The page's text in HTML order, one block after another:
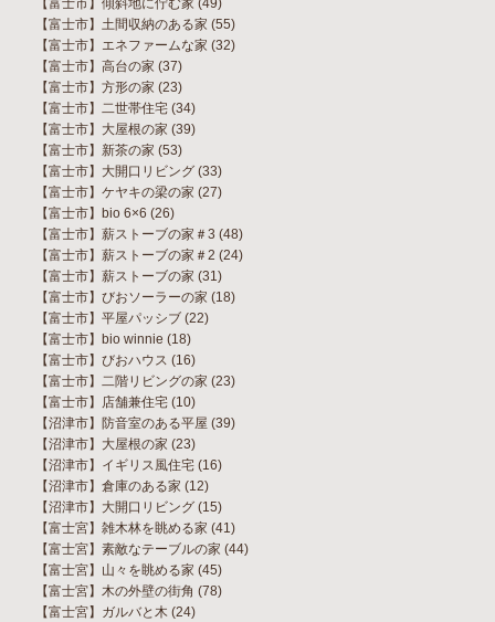
【富士市】傾斜地に佇む家 (49)
【富士市】土間収納のある家 (55)
【富士市】エネファームな家 (32)
【富士市】高台の家 (37)
【富士市】方形の家 (23)
【富士市】二世帯住宅 (34)
【富士市】大屋根の家 (39)
【富士市】新茶の家 (53)
【富士市】大開口リビング (33)
【富士市】ケヤキの梁の家 (27)
【富士市】bio 6×6 (26)
【富士市】薪ストーブの家＃3 (48)
【富士市】薪ストーブの家＃2 (24)
【富士市】薪ストーブの家 (31)
【富士市】びおソーラーの家 (18)
【富士市】平屋パッシブ (22)
【富士市】bio winnie (18)
【富士市】びおハウス (16)
【富士市】二階リビングの家 (23)
【富士市】店舗兼住宅 (10)
【沼津市】防音室のある平屋 (39)
【沼津市】大屋根の家 (23)
【沼津市】イギリス風住宅 (16)
【沼津市】倉庫のある家 (12)
【沼津市】大開口リビング (15)
【富士宮】雑木林を眺める家 (41)
【富士宮】素敵なテーブルの家 (44)
【富士宮】山々を眺める家 (45)
【富士宮】木の外壁の街角 (78)
【富士宮】ガルバと木 (24)